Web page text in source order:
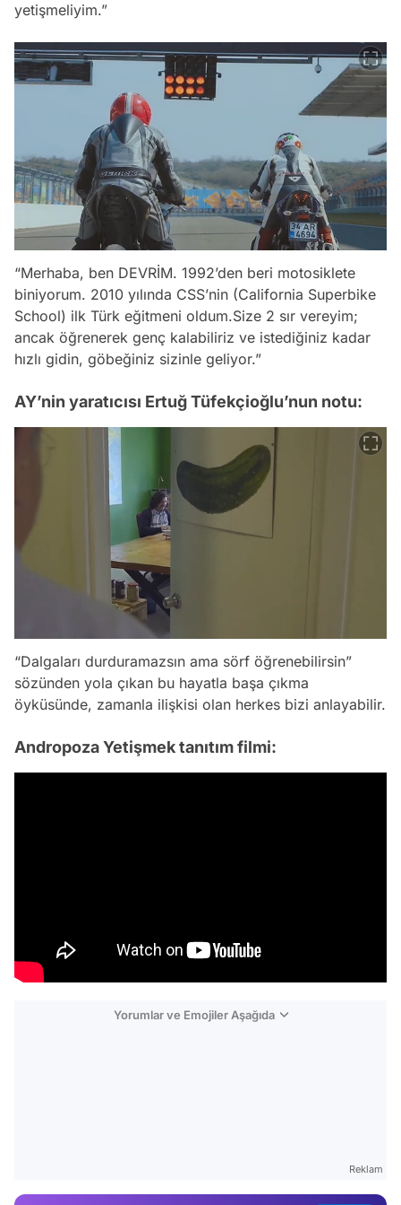
yetişmeliyim.”
“Merhaba, ben DEVRİM. 1992’den beri motosiklete
biniyorum. 2010 yılında CSS’nin (California Superbike
School) ilk Türk eğitmeni oldum.Size 2 sır vereyim;
ancak öğrenerek genç kalabiliriz ve istediğiniz kadar
hızlı gidin, göbeğiniz sizinle geliyor.”
AY’nin yaratıcısı Ertuğ Tüfekçioğlu’nun notu:
“Dalgaları durduramazsın ama sörf öğrenebilirsin”
sözünden yola çıkan bu hayatla başa çıkma
öyküsünde, zamanla ilişkisi olan herkes bizi anlayabilir.
Andropoza Yetişmek tanıtım filmi:
Yorumlar ve Emojiler Aşağıda
Reklam